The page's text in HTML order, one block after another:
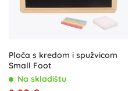
Ploča s kredom i spužvicom
Small Foot
Na skladištu